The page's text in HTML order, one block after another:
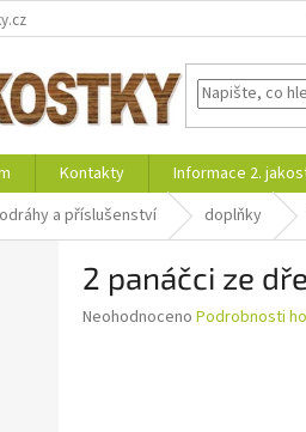
Kontakty
Informace 2.
a příslušenství doplňky
2 panáčci ze
Průměrné
Neohodnoceno Podrobnosti